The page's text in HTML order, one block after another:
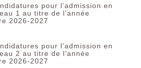
pour l’admission en
1 au titre de l’année
2026-2027
pour l’admission en
2 au titre de l’année
2026-2027